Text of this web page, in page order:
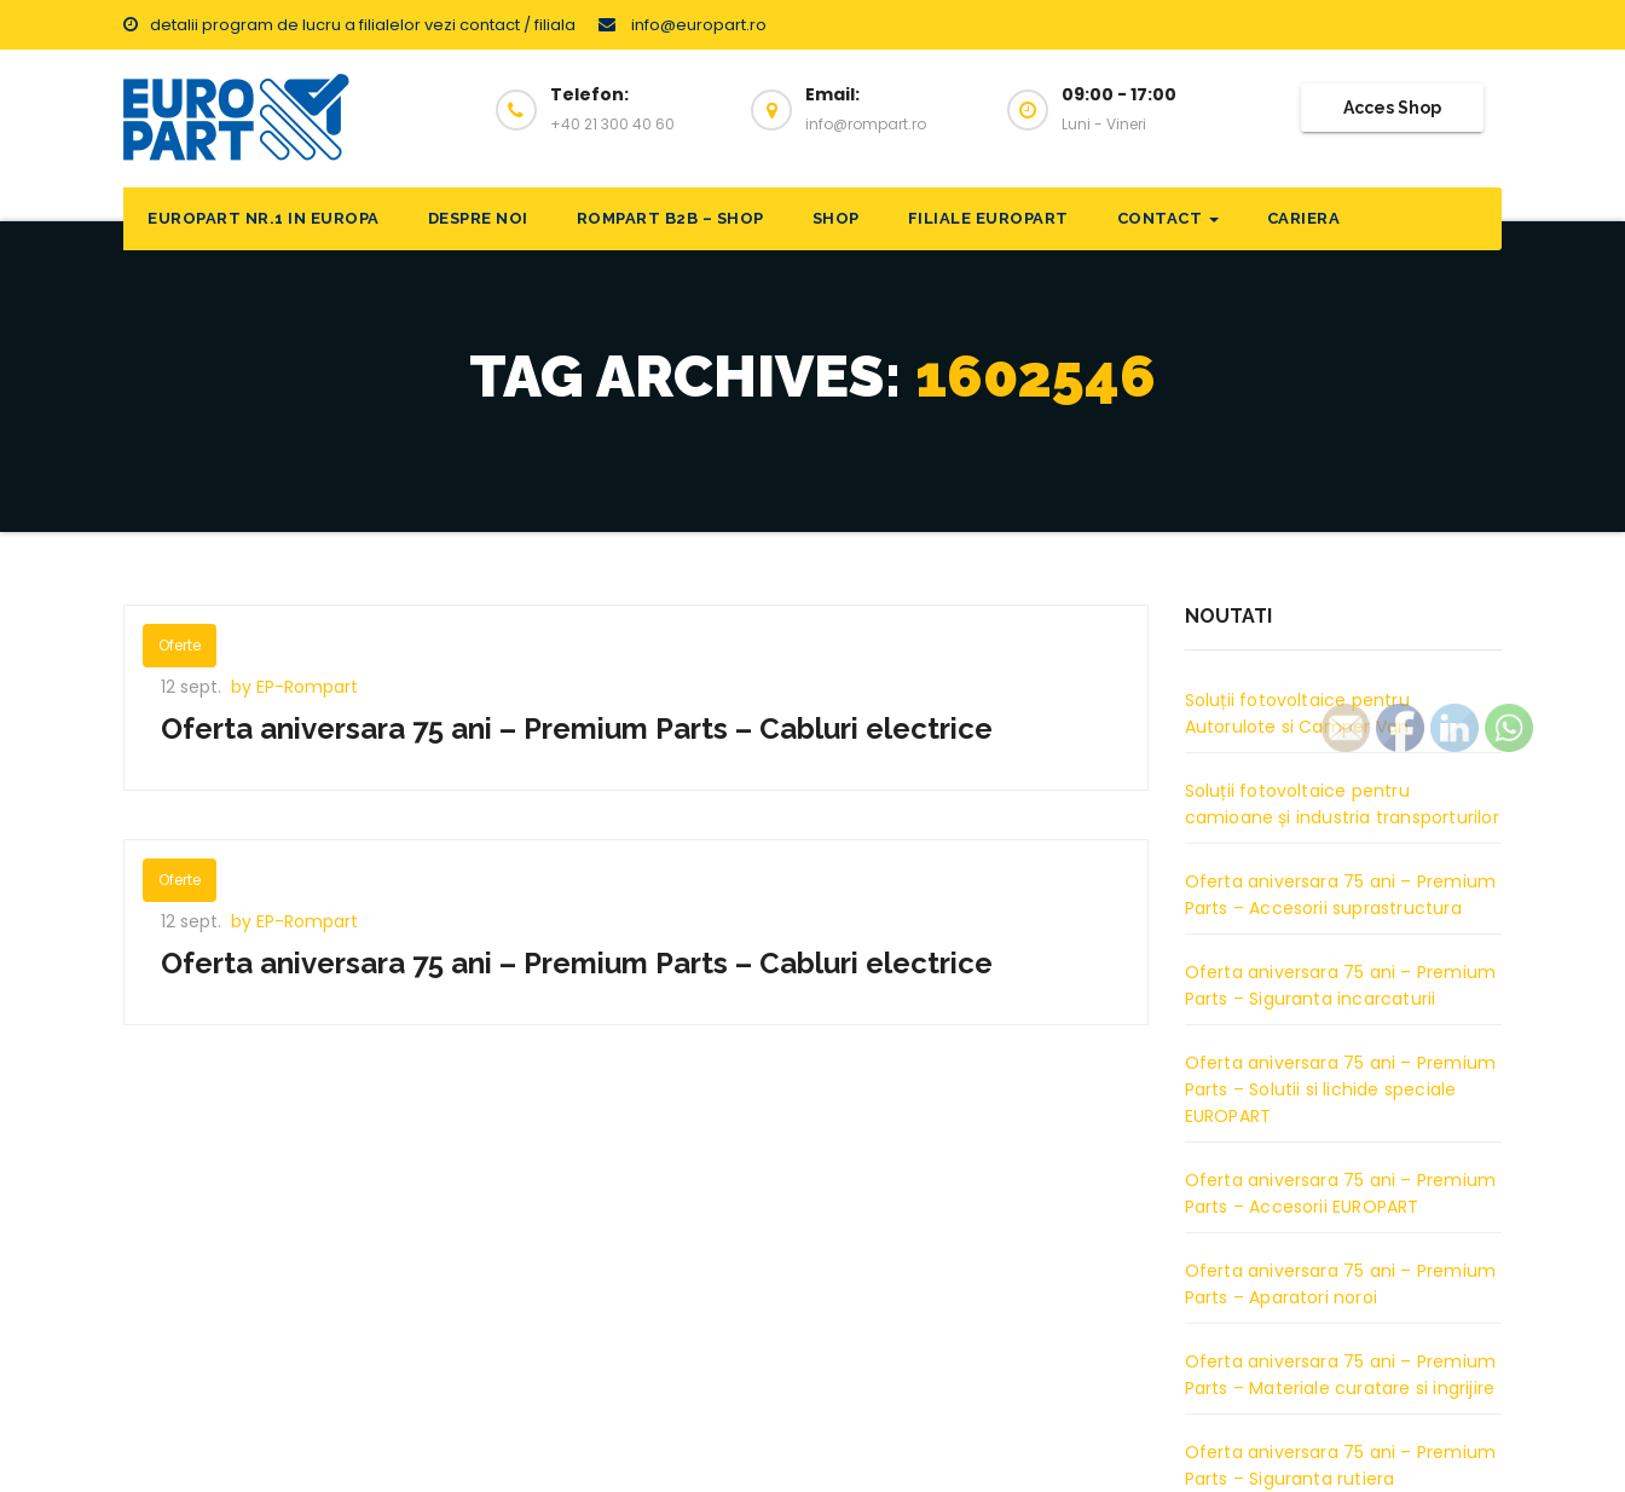
detalii program de lucru a filialelor vezi contact / filiala info@europart.ro
Telefon:
+40 21 300 40 60
Email:
info@rompart.ro
09:00 - 17:00
Luni - Vineri
Acces Shop
EUROPART NR.1 IN EUROPA DESPRE NOI ROMPART B2B – SHOP SHOP FILIALE EUROPART CONTACT CARIERA
TAG ARCHIVES: 1602546
Oferte
12 sept. by EP-Rompart
Oferta aniversara 75 ani – Premium Parts – Cabluri electrice
Oferte
12 sept. by EP-Rompart
Oferta aniversara 75 ani – Premium Parts – Cabluri electrice
NOUTATI
Soluții fotovoltaice pentru
Autorulote si Camper Van
Soluții fotovoltaice pentru
camioane și industria transporturilor
Oferta aniversara 75 ani – Premium
Parts – Accesorii suprastructura
Oferta aniversara 75 ani – Premium
Parts – Siguranta incarcaturii
Oferta aniversara 75 ani – Premium
Parts – Solutii si lichide speciale
EUROPART
Oferta aniversara 75 ani – Premium
Parts – Accesorii EUROPART
Oferta aniversara 75 ani – Premium
Parts – Aparatori noroi
Oferta aniversara 75 ani – Premium
Parts – Materiale curatare si ingrijire
Oferta aniversara 75 ani – Premium
Parts – Siguranta rutiera